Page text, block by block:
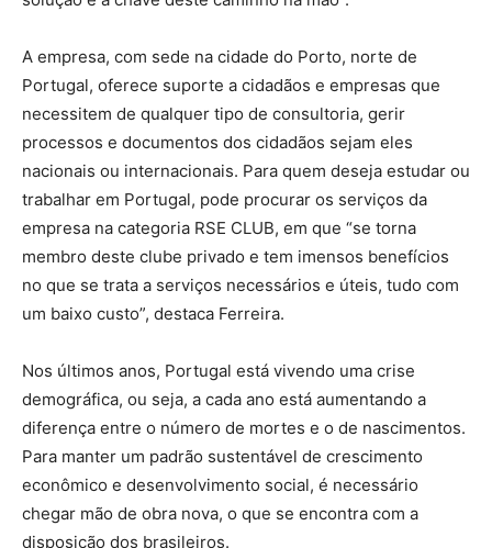
A empresa, com sede na cidade do Porto, norte de
Portugal, oferece suporte a cidadãos e empresas que
necessitem de qualquer tipo de consultoria, gerir
processos e documentos dos cidadãos sejam eles
nacionais ou internacionais. Para quem deseja estudar ou
trabalhar em Portugal, pode procurar os serviços da
empresa na categoria RSE CLUB, em que “se torna
membro deste clube privado e tem imensos benefícios
no que se trata a serviços necessários e úteis, tudo com
um baixo custo”, destaca Ferreira.
Nos últimos anos, Portugal está vivendo uma crise
demográfica, ou seja, a cada ano está aumentando a
diferença entre o número de mortes e o de nascimentos.
Para manter um padrão sustentável de crescimento
econômico e desenvolvimento social, é necessário
chegar mão de obra nova, o que se encontra com a
disposição dos brasileiros.